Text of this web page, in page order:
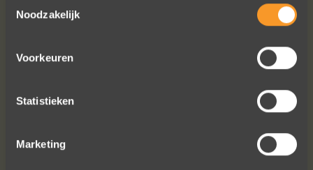
Noodzakelijk
Voorkeuren
Statistieken
Marketing
paar steentjes aan toegevoegd, het